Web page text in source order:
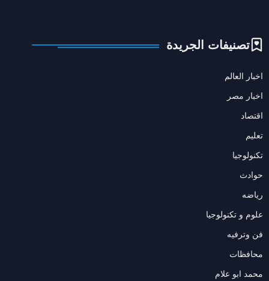
تصنيفات الجريدة
اخبار العالم
اخبار مصر
اقتصاد
تعليم
تكنولوجيا
حوادث
رياضه
علوم و تكنولوجيا
فن وترفيه
محافظات
محمد ابو علام